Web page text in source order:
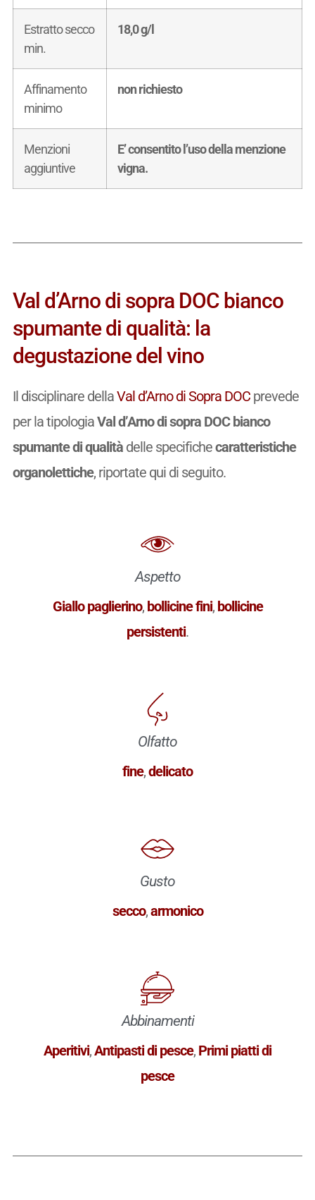
Estratto secco
min.
18,0 g/l
Affinamento
minimo
non richiesto
Menzioni
aggiuntive
E’ consentito l’uso della menzione
vigna.
Val d’Arno di sopra DOC bianco
spumante di qualità: la
degustazione del vino
Il disciplinare dellaVal d’Arno di Sopra DOCprevede
per la tipologiaVal d’Arno di sopra DOC bianco
spumante di qualitàdelle specifichecaratteristiche
organolettiche, riportate qui di seguito.
Aspetto
Giallo paglierino, bollicine fini, bollicine
persistenti.
Olfatto
fine,delicato
Gusto
secco,armonico
Abbinamenti
Aperitivi,Antipasti di pesce, Primi piatti di
pesce